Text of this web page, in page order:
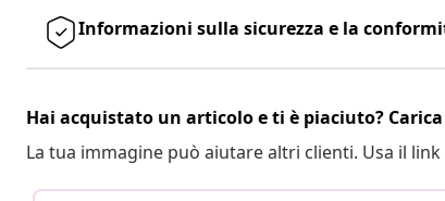
Informazioni sulla sicurezza e la
Hai acquistato un articolo e ti è piaciuto?
La tua immagine può aiutare altri clienti. Usa il